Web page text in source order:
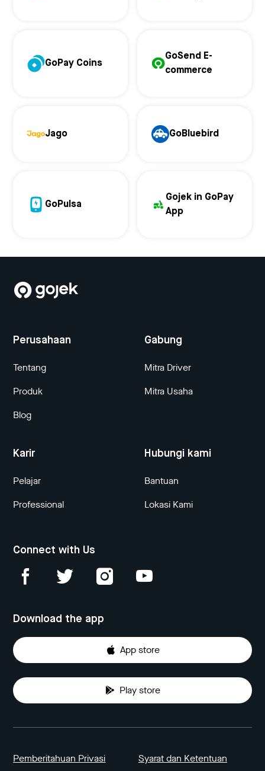
GoPay Coins
GoSend E-
commerce
Jago GoBluebird
GoPulsa
Gojek in GoPay
App
Perusahaan
Tentang
Produk
Blog
Gabung
Mitra Driver
Mitra Usaha
Karir
Pelajar
Professional
Hubungi kami
Bantuan
Lokasi Kami
Connect with Us
Download the app
App store
Play store
Pemberitahuan Privasi Syarat dan Ketentuan